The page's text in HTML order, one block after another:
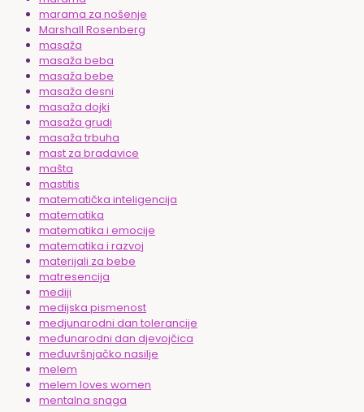
marama za nošenje
Marshall Rosenberg
masaža
masaža beba
masaža bebe
masaža desni
masaža dojki
masaža grudi
masaža trbuha
mast za bradavice
mašta
mastitis
matematička inteligencija
matematika
matematika i emocije
matematika i razvoj
materijali za bebe
matresencija
mediji
medijska pismenost
medjunarodni dan tolerancije
međunarodni dan djevojčica
međuvršnjačko nasilje
melem
melem loves women
mentalna snaga